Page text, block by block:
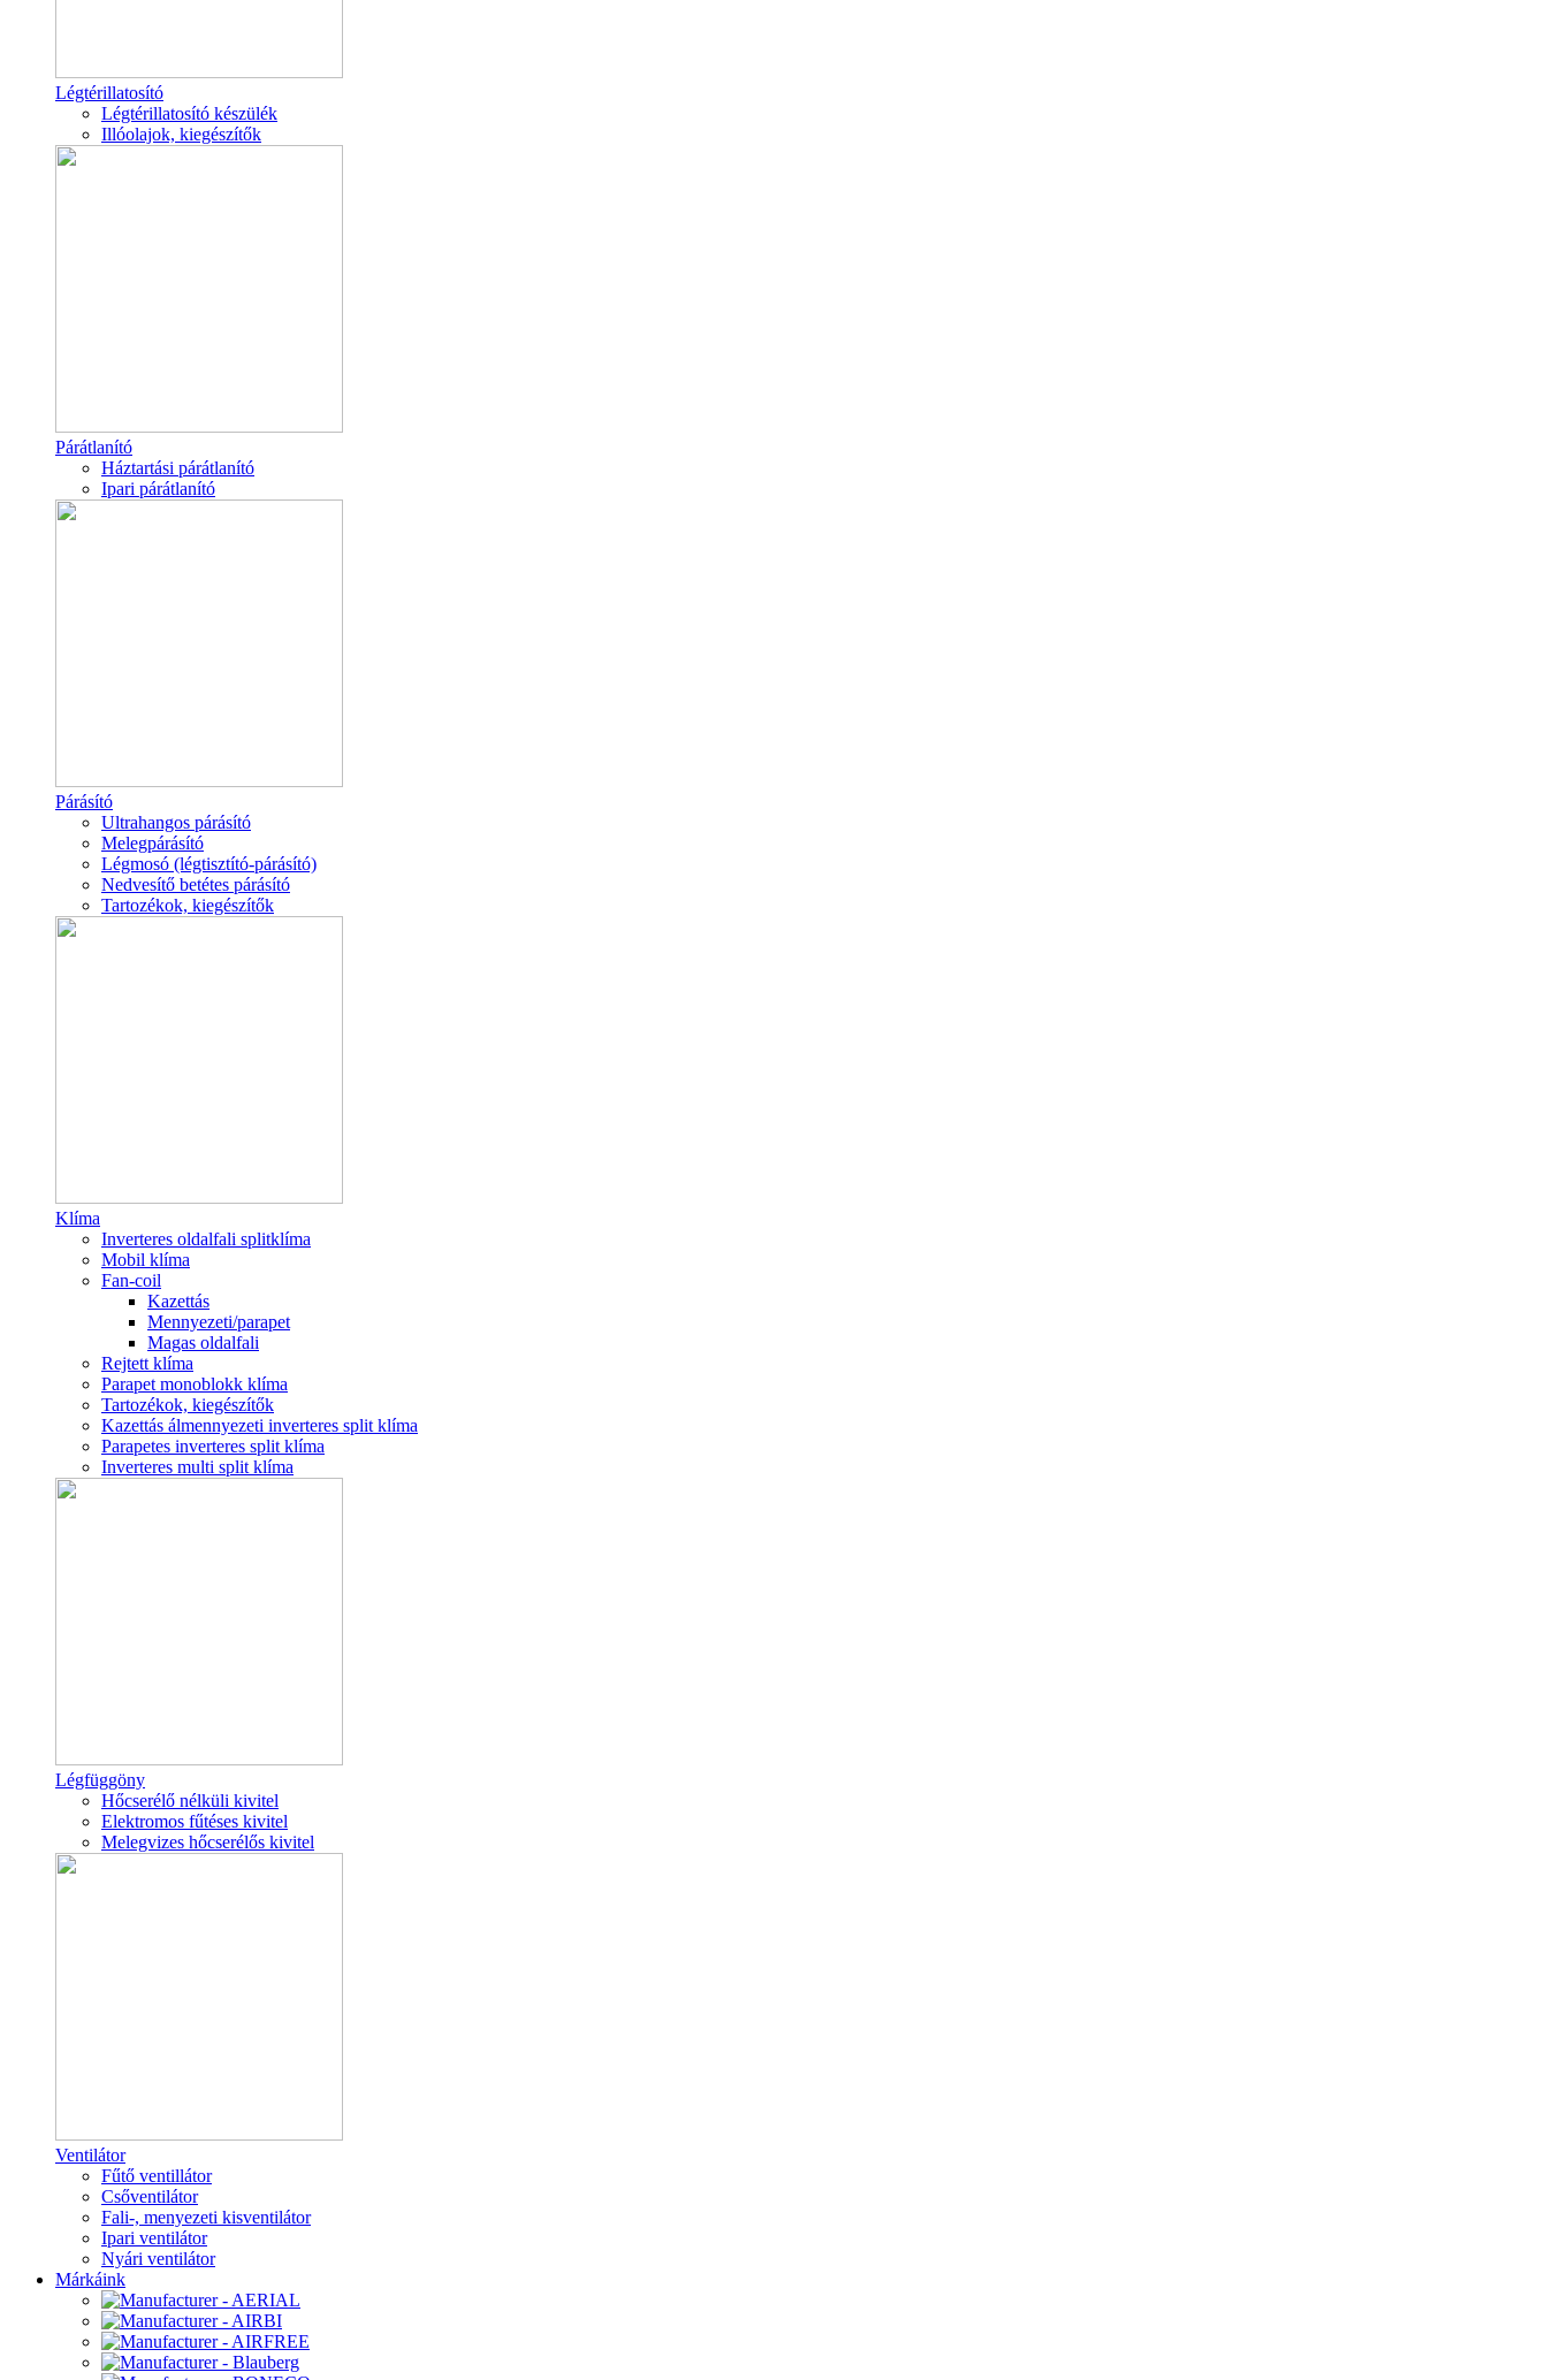
Légtérillatosító
Légtérillatosító készülék
Illóolajok, kiegészítők
Párátlanító
Háztartási párátlanító
Ipari párátlanító
Párásító
Ultrahangos párásító
Melegpárásító
Légmosó (légtisztító-párásító)
Nedvesítő betétes párásító
Tartozékok, kiegészítők
Klíma
Inverteres oldalfali splitklíma
Mobil klíma
Fan-coil
Kazettás
Mennyezeti/parapet
Magas oldalfali
Rejtett klíma
Parapet monoblokk klíma
Tartozékok, kiegészítők
Kazettás álmennyezeti inverteres split klíma
Parapetes inverteres split klíma
Inverteres multi split klíma
Légfüggöny
Hőcserélő nélküli kivitel
Elektromos fűtéses kivitel
Melegvizes hőcserélős kivitel
Ventilátor
Fűtő ventillátor
Csőventilátor
Fali-, menyezeti kisventilátor
Ipari ventilátor
Nyári ventilátor
Márkáink